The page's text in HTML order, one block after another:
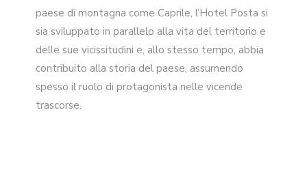
paese di montagna come Caprile, l’Hotel Posta si
sia sviluppato in parallelo alla vita del territorio e
delle sue vicissitudini e, allo stesso tempo, abbia
contribuito alla storia del paese, assumendo
spesso il ruolo di protagonista nelle vicende
trascorse.